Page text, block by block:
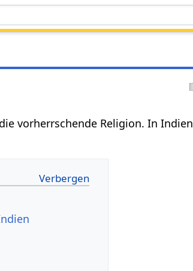
vorherrschende Religion. In Indien